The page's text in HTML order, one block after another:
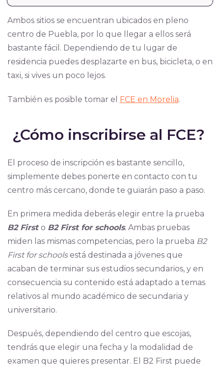
Ambos sitios se encuentran ubicados en pleno
centro de Puebla, por lo que llegar a ellos será
bastante fácil. Dependiendo de tu lugar de
residencia puedes desplazarte en bus, bicicleta, o en
taxi, si vives un poco lejos.
También es posible tomar el FCE en Morelia.
¿Cómo inscribirse al FCE?
El proceso de inscripción es bastante sencillo,
simplemente debes ponerte en contacto con tu
centro más cercano, donde te guiarán paso a paso.
En primera medida deberás elegir entre la prueba
B2 First o B2 First for schools.Ambas pruebas
miden las mismas competencias, pero la prueba B2
First for schools está destinada a jóvenes que
acaban de terminar sus estudios secundarios, y en
consecuencia su contenido está adaptado a temas
relativos al mundo académico de secundaria y
universitario.
Después, dependiendo del centro que escojas,
tendrás que elegir una fecha y la modalidad de
examen que quieres presentar. El B2 First puede